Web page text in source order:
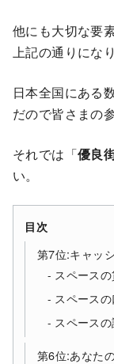
他にも大切な要
上記の通りになり
日本全国にある
だので皆さまの
それでは「優良
い。
目次
第7位:キャッ
スペース
スペースの
スペース
第6位:あなた